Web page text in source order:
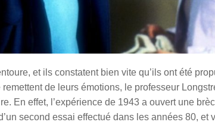
et ils constatent bien vite qu’ils ont été
de leurs émotions, le professeur
En effet, l’expérience de 1943 a ouvert une
second essai effectué dans les années 80, et